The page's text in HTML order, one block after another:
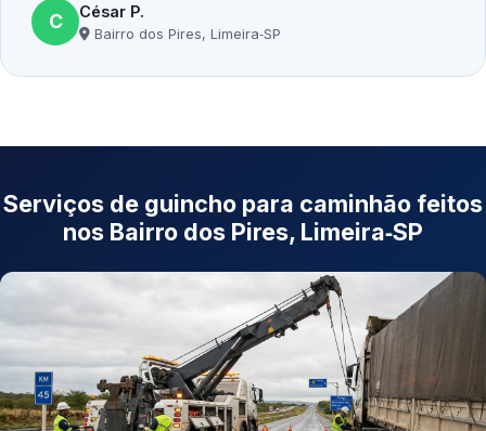
C César P.
Bairro dos Pires, Limeira‑SP
Serviços de guincho para caminhão feitos
nos Bairro dos Pires, Limeira‑SP